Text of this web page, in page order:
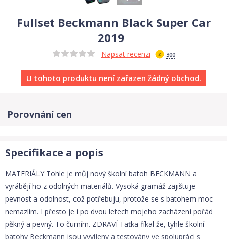
Fullset Beckmann Black Super Car
2019
Napsat recenzi 300
U tohoto produktu není zařazen žádný obchod.
Porovnání cen
Specifikace a popis
MATERIÁLY Tohle je můj nový školní batoh BECKMANN a
vyrábějí ho z odolných materiálů. Vysoká gramáž zajištuje
pevnost a odolnost, což potřebuju, protože se s batohem moc
nemazlím. I přesto je i po dvou letech mojeho zacházení pořád
pěkný a pevný. To čumím. ZDRAVÍ Taťka říkal že, tyhle školní
batohy Beckmann jsou vyvíjeny a testovány ve spolupráci s